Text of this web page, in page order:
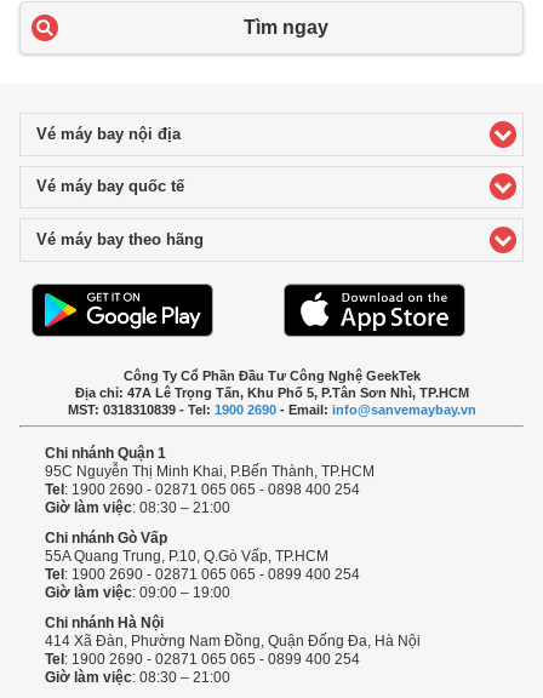
Tìm ngay
Vé máy bay nội địaclick to expand contents
Vé máy bay quốc tếclick to expand contents
Vé máy bay theo hãng
Công Ty Cổ Phần Đầu Tư Công Nghệ GeekTek
Địa chỉ: 47A Lê Trọng Tấn, Khu Phố 5, P.Tân Sơn Nhì, TP.HCM
MST: 0318310839 - Tel: 1900 2690- Email: info@sanvemaybay.vn
Chi nhánh Quận 1
95C Nguyễn Thị Minh Khai, P.Bến Thành, TP.HCM
Tel : 1900 2690 - 02871 065 065 - 0898 400 254
Giờ làm việc: 08:30 – 21:00
Chi nhánh Gò Vấp
55A Quang Trung, P.10, Q.Gò Vấp, TP.HCM
Tel : 1900 2690 - 02871 065 065 - 0899 400 254
Giờ làm việc: 09:00 – 19:00
Chi nhánh Hà Nội
414 Xã Đàn, Phường Nam Đồng, Quận Đống Đa, Hà Nội
Tel : 1900 2690 - 02871 065 065 - 0899 400 254
Giờ làm việc: 08:30 – 21:00